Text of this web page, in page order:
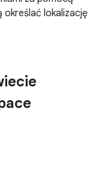
określać lokalizację